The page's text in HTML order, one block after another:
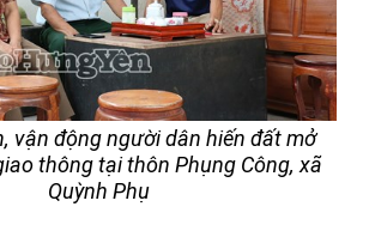
vận động người dân hiến đất mở
thông tại thôn Phụng Công, xã
Quỳnh Phụ